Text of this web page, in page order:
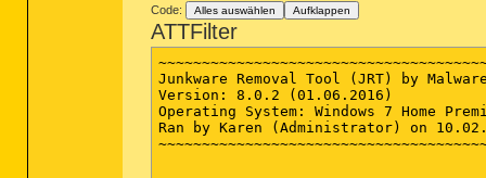
[-] Schlüssel Gelöscht :
[-] Schlüssel Gelöscht :
[-] Schlüssel Gelöscht :
[-] Schlüssel Gelöscht :
[-] Schlüssel Gelöscht :
[-] Schlüssel Gelöscht :
[-] Schlüssel Gelöscht : [x64]
[-] Schlüssel Gelöscht : [x64]
[-] Schlüssel Gelöscht : [x64]
Code: Alles auswählen Aufklappen
ATTFilter
Junkware Removal Tool (JRT) by
Version: 8.0.2 (01.06.2016)
Operating System: Windows 7 Home
Ran by Karen (Administrator) on